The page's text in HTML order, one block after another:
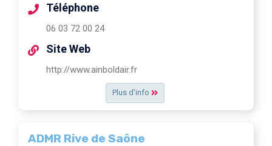
Plus d'info
Téléphone
06 03 72 00 24
Site Web
http://www.ainboldair.fr
ADMR Rive de Saône